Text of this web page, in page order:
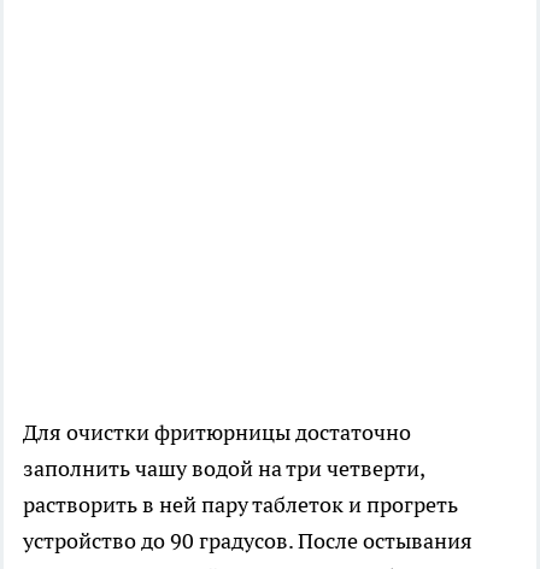
Для очистки фритюрницы достаточно
заполнить чашу водой на три четверти,
растворить в ней пару таблеток и прогреть
устройство до 90 градусов. После остывания